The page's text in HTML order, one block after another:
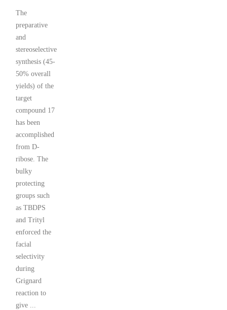
The
preparative
and
stereoselective
synthesis (45-
50% overall
yields) of the
target
compound 17
has been
accomplished
from D-
ribose. The
bulky
protecting
groups such
as TBDPS
and Trityl
enforced the
facial
selectivity
during
Grignard
reaction to
give ...